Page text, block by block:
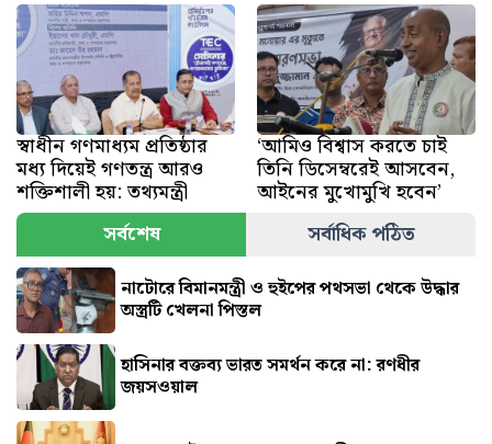
স্বাধীন গণমাধ্যম প্রতিষ্ঠার
মধ্য দিয়েই গণতন্ত্র আরও
শক্তিশালী হয়: তথ্যমন্ত্রী
‘আমিও বিশ্বাস করতে চাই
তিনি ডিসেম্বরেই আসবেন,
আইনের মুখোমুখি হবেন’
সর্বশেষ
সর্বাধিক পঠিত
নাটোরে বিমানমন্ত্রী ও হুইপের পথসভা থেকে উদ্ধার
অস্ত্রটি খেলনা পিস্তল
হাসিনার বক্তব্য ভারত সমর্থন করে না: রণধীর
জয়সওয়াল